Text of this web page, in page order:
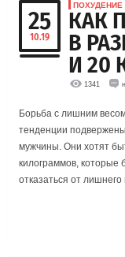
25
10.19
ПОХУДЕНИЕ
КАК
В
И 20
1341
Борьба с лишним весом
тенденции
мужчины. Они хотят
килограммов, которые
отказаться от